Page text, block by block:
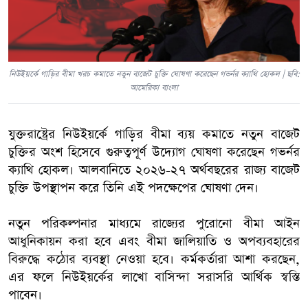
নিউইয়র্কে গাড়ির বীমা খরচ কমাতে নতুন বাজেট চুক্তি ঘোষণা করেছেন গভর্নর ক্যাথি হোকল | ছবি:
আমেরিকা বাংলা
যুক্তরাষ্ট্রের নিউইয়র্কে গাড়ির বীমা ব্যয় কমাতে নতুন বাজেট
চুক্তির অংশ হিসেবে গুরুত্বপূর্ণ উদ্যোগ ঘোষণা করেছেন গভর্নর
ক্যাথি হোকল। আলবানিতে ২০২৬-২৭ অর্থবছরের রাজ্য বাজেট
চুক্তি উপস্থাপন করে তিনি এই পদক্ষেপের ঘোষণা দেন।
নতুন পরিকল্পনার মাধ্যমে রাজ্যের পুরোনো বীমা আইন
আধুনিকায়ন করা হবে এবং বীমা জালিয়াতি ও অপব্যবহারের
বিরুদ্ধে কঠোর ব্যবস্থা নেওয়া হবে। কর্মকর্তারা আশা করছেন,
এর ফলে নিউইয়র্কের লাখো বাসিন্দা সরাসরি আর্থিক স্বস্তি
পাবেন।